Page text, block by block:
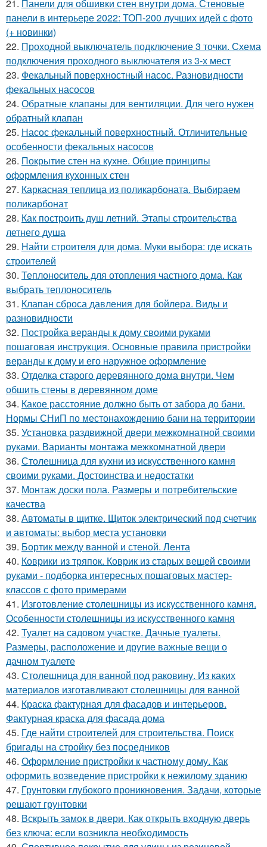
21. Панели для обшивки стен внутри дома. Стеновые
панели в интерьере 2022: ТОП-200 лучших идей с фото
(+ новинки)
22. Проходной выключатель подключение 3 точки. Схема
подключения проходного выключателя из 3-х мест
23. Фекальный поверхностный насос. Разновидности
фекальных насосов
24. Обратные клапаны для вентиляции. Для чего нужен
обратный клапан
25. Насос фекальный поверхностный. Отличительные
особенности фекальных насосов
26. Покрытие стен на кухне. Общие принципы
оформления кухонных стен
27. Каркасная теплица из поликарбоната. Выбираем
поликарбонат
28. Как построить душ летний. Этапы строительства
летнего душа
29. Найти строителя для дома. Муки выбора: где искать
строителей
30. Теплоноситель для отопления частного дома. Как
выбрать теплоноситель
31. Клапан сброса давления для бойлера. Виды и
разновидности
32. Постройка веранды к дому своими руками
пошаговая инструкция. Основные правила пристройки
веранды к дому и его наружное оформление
33. Отделка старого деревянного дома внутри. Чем
обшить стены в деревянном доме
34. Какое расстояние должно быть от забора до бани.
Нормы СНиП по местонахождению бани на территории
35. Установка раздвижной двери межкомнатной своими
руками. Варианты монтажа межкомнатной двери
36. Столешница для кухни из искусственного камня
своими руками. Достоинства и недостатки
37. Монтаж доски пола. Размеры и потребительские
качества
38. Автоматы в щитке. Щиток электрический под счетчик
и автоматы: выбор места установки
39. Бортик между ванной и стеной. Лента
40. Коврики из тряпок. Коврик из старых вещей своими
руками - подборка интересных пошаговых мастер-
классов с фото примерами
41. Изготовление столешницы из искусственного камня.
Особенности столешницы из искусственного камня
42. Туалет на садовом участке. Дачные туалеты.
Размеры, расположение и другие важные вещи о
дачном туалете
43. Столешница для ванной под раковину. Из каких
материалов изготавливают столешницы для ванной
44. Краска фактурная для фасадов и интерьеров.
Фактурная краска для фасада дома
45. Где найти строителей для строительства. Поиск
бригады на стройку без посредников
46. Оформление пристройки к частному дому. Как
оформить возведение пристройки к нежилому зданию
47. Грунтовки глубокого проникновения. Задачи, которые
решают грунтовки
48. Вскрыть замок в двери. Как открыть входную дверь
без ключа: если возникла необходимость